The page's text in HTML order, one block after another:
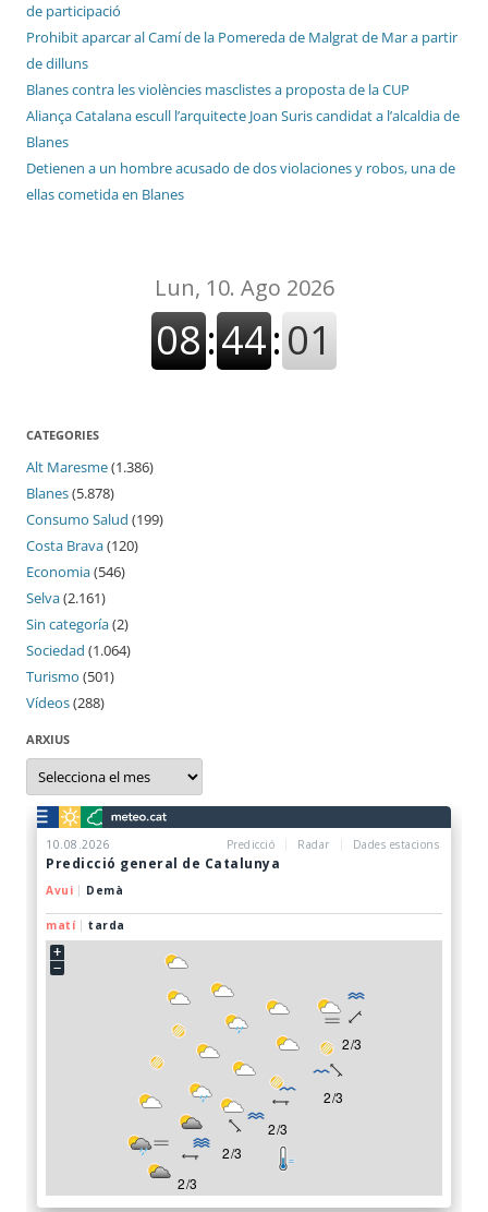
de participació
Prohibit aparcar al Camí de la Pomereda de Malgrat de Mar a partir
de dilluns
Blanes contra les violències masclistes a proposta de la CUP
Aliança Catalana escull l’arquitecte Joan Suris candidat a l’alcaldia de
Blanes
Detienen a un hombre acusado de dos violaciones y robos, una de
ellas cometida en Blanes
CATEGORIES
Alt Maresme(1.386)
Blanes(5.878)
Consumo Salud (199)
Costa Brava(120)
Economia(546)
Selva(2.161)
Sin categoría(2)
Sociedad (1.064)
Turismo (501)
Vídeos(288)
ARXIUS
Arxius